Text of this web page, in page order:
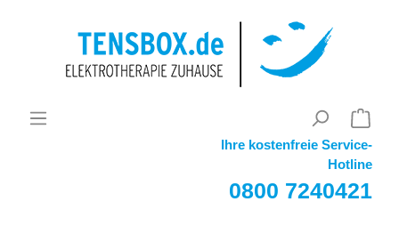
Ihre kostenfreie Service-
Hotline
0800 7240421